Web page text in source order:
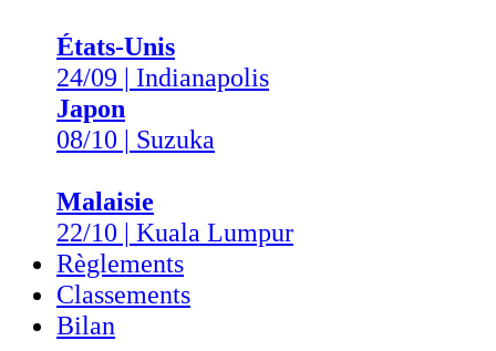
États-Unis
24/09 | Indianapolis
Japon
08/10 | Suzuka
Malaisie
22/10 | Kuala Lumpur
Règlements
Classements
Bilan